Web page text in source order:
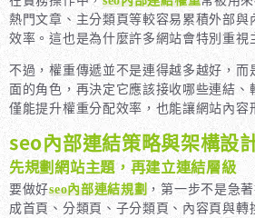
熱門文章、主分類頁等較容易累積外部
效率。這也是為什麼許多網站會特別重
不過，權重傳遞並不是連得越多越好，
面的角色，再決定它應該接收哪些連結
僅能提升權重分配效率，也能讓網站內容
seo內部連結策略與架構設
先規劃網站主題，再建立連結層級
要做好seo內部連結規劃 ，第一步不是急
成首頁、分類頁、子分類頁、內容頁與